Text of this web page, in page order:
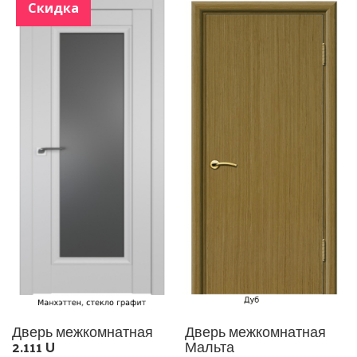
Скидка
Дверь межкомнатная
2.111 U
Дверь межкомнатная
Мальта